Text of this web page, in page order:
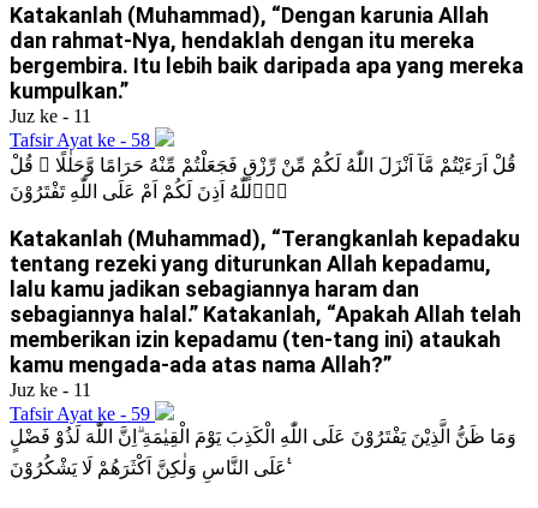
Katakanlah (Muhammad), “Dengan karunia Allah
dan rahmat-Nya, hendaklah dengan itu mereka
bergembira. Itu lebih baik daripada apa yang mereka
kumpulkan.”
Juz ke - 11
Tafsir Ayat ke - 58
قُلْ اَرَءَيْتُمْ مَّآ اَنْزَلَ اللّٰهُ لَكُمْ مِّنْ رِّزْقٍ فَجَعَلْتُمْ مِّنْهُ حَرَامًا وَّحَلٰلًا ۗ قُلْ
اٰۤللّٰهُ اَذِنَ لَكُمْ اَمْ عَلَى اللّٰهِ تَفْتَرُوْنَ
Katakanlah (Muhammad), “Terangkanlah kepadaku
tentang rezeki yang diturunkan Allah kepadamu,
lalu kamu jadikan sebagiannya haram dan
sebagiannya halal.” Katakanlah, “Apakah Allah telah
memberikan izin kepadamu (ten-tang ini) ataukah
kamu mengada-ada atas nama Allah?”
Juz ke - 11
Tafsir Ayat ke - 59
وَمَا ظَنُّ الَّذِيْنَ يَفْتَرُوْنَ عَلَى اللّٰهِ الْكَذِبَ يَوْمَ الْقِيٰمَةِ ۗاِنَّ اللّٰهَ لَذُوْ فَضْلٍ
عَلَى النَّاسِ وَلٰكِنَّ اَكْثَرَهُمْ لَا يَشْكُرُوْنَ ࣖ